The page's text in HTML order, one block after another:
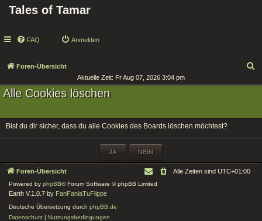
Tales of Tamar
FAQ Anmelden
Foren-Übersicht
Aktuelle Zeit: Fr Aug 07, 2026 3:04 pm
Alle Cookies löschen
Bist du dir sicher, dass du alle Cookies des Boards löschen möchtest?
Foren-Übersicht Alle Zeiten sind UTC+01:00
Powered by phpBB® Forum Software © phpBB Limited
Earth V.1.0.7 by FanFanlaTuFlippe
Deutsche Übersetzung durch phpBB.de
Datenschutz | Nutzungsbedingungen